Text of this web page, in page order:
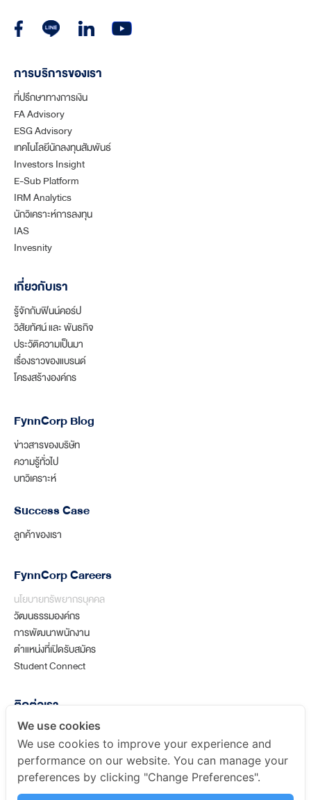
การบริการของเรา
ที่ปรึกษาทางการเงิน
FA Advisory
ESG Advisory
เทคโนโลยีนักลงทุนสัมพันธ์
Investors Insight
E-Sub Platform
IRM Analytics
นักวิเคราะห์การลงทุน
IAS
Invesnity
เกี่ยวกับเรา
รู้จักกับฟินน์คอร์ป
วิสัยทัศน์ และ พันธกิจ
ประวัติความเป็นมา
เรื่องราวของแบรนด์
โครงสร้างองค์กร
FynnCorp Blog
ข่าวสารของบริษัท
ความรู้ทั่วไป
บทวิเคราะห์
Success Case
ลูกค้าของเรา
ติดต่อเรา
partners@fynncorp.com
+66 (0) 2 636 5556
304 อาคารวานิชเพลซ อารีย์ (อาคาร เอ) ห้องเลขที่ 1503-1505 ชั้นที่
15 ถนนพหลโยธิน แขวงสามเสนใน เขตพญาไทกรุงเทพมหานคร 10400
FynnCorp Careers
นโยบายทรัพยากรบุคคล
วัฒนธรรมองค์กร
การพัฒนาพนักงาน
ตำแหน่งที่เปิดรับสมัคร
Student Connect
We use cookies
We use cookies to improve your experience and
performance on our website. You can manage your
preferences by clicking "Change Preferences".